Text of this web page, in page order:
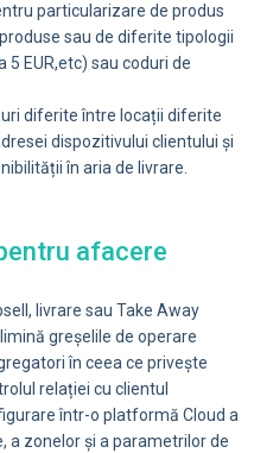
particularizare de produs
sau de diferite tipologii
5 EUR,etc) sau coduri de
diferite între locații diferite
dispozitivului clientului și
în aria de livrare.
afacere
livrare sau Take Away
greșelile de operare
în ceea ce privește
relației cu clientul
într-o platformă Cloud a
a zonelor și a parametrilor de